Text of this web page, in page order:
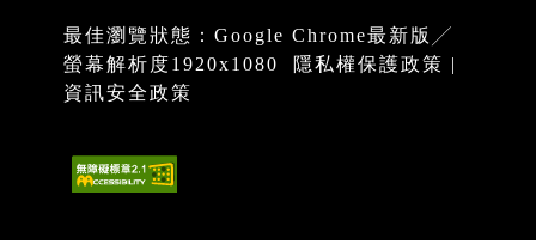
最佳瀏覽狀態：Google Chrome最新版╱
螢幕解析度1920x1080
隱私權保護政策 |
資訊安全政策